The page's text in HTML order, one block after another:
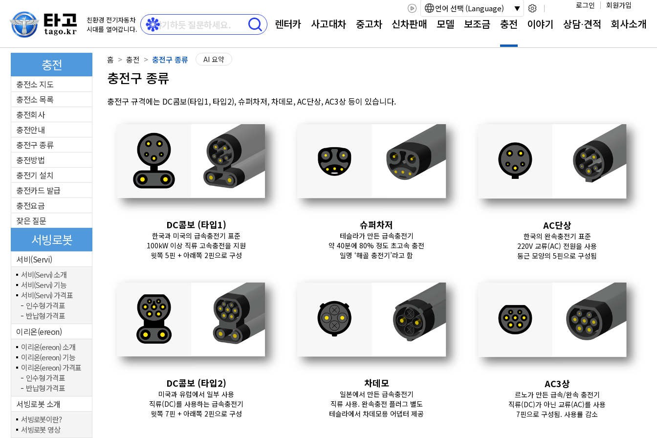
친환경 전기자동차
시대를 열어갑니다.
로그인 회원가입
언어 선택 (Language)
렌터카 사고대차 중고차 신차판매 모델 보조금 충전 이야기 상담⋅견적 회사소개
홈 충전 충전구 종류 AI 요약
충전
충전소 지도
충전소 목록
충전회사
충전안내
충전구 종류
충전방법
충전기 설치
충전카드 발급
충전요금
잦은 질문
서빙로봇
서비(Servi)
서비(Servi) 소개
서비(Servi) 기능
서비(Servi) 가격표
인수형 가격표
반납형 가격표
이리온(ereon)
이리온(ereon) 소개
이리온(ereon) 기능
이리온(ereon) 가격표
인수형 가격표
반납형 가격표
서빙로봇 소개
서빙로봇이란?
서빙로봇 영상
충전구 종류
충전구 규격에는 DC콤보(타입1, 타입2), 슈퍼차저, 차데모, AC단상, AC3상 등이 있습니다.
DC콤보 (타입1)
한국과 미국의 급속충전기 표준
100kW 이상 직류 고속충전을 지원
윗쪽 5핀 + 아래쪽 2핀으로 구성
슈퍼차저
테슬라가 만든 급속충전기
약 40분에 80% 정도 초고속 충전
일명 ‘해골 충전기’라고 함
AC단상
한국의 완속충전기 표준
220V 교류(AC) 전원을 사용
둥근 모양의 5핀으로 구성됨
DC콤보 (타입2)
미국과 유럽에서 일부 사용
직류(DC)를 사용하는 급속충전기
윗쪽 7핀 + 아래쪽 2핀으로 구성
차데모
일본에서 만든 급속충전기
직류 사용. 완속충전 플러그 별도
테슬라에서 차데모용 어댑터 제공
AC3상
르노가 만든 급속/완속 충전기
직류(DC)가 아닌 교류(AC)를 사용
7핀으로 구성됨. 사용률 감소